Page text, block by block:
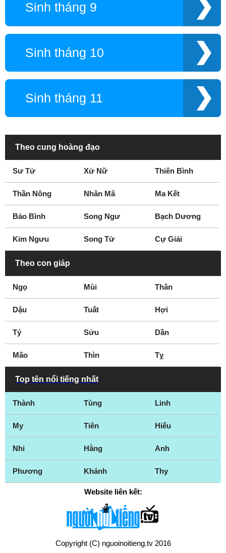
Sinh tháng 9
Sinh tháng 10
Sinh tháng 11
Theo cung hoàng đạo
Sư Tử Xử Nữ Thiên Bình
Thần Nông Nhân Mã Ma Kết
Bảo Bình Song Ngư Bạch Dương
Kim Ngưu Song Tử Cự Giải
Theo con giáp
Ngọ Mùi Thân
Dậu Tuất Hợi
Tý Sửu Dần
Mão Thìn Tỵ
Top tên nổi tiếng nhất
Thành Tùng Linh
My Tiên Hiếu
Nhi Hằng Anh
Phương Khánh Thy
Website liên kết:
Copyright (C) nguoinoitieng.tv 2016